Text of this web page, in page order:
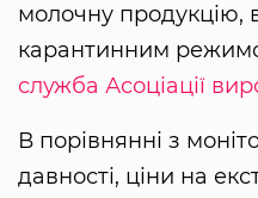
молочну продукцію, в
карантинним
служба Асоціації
В порівнянні з
давності, ціни на